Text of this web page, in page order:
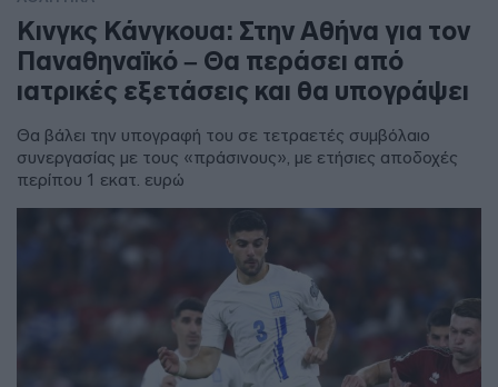
Κινγκς Κάνγκουα: Στην Αθήνα για τον
Παναθηναϊκό – Θα περάσει από
ιατρικές εξετάσεις και θα υπογράψει
Θα βάλει την υπογραφή του σε τετραετές συμβόλαιο
συνεργασίας με τους «πράσινους», με ετήσιες αποδοχές
περίπου 1 εκατ. ευρώ